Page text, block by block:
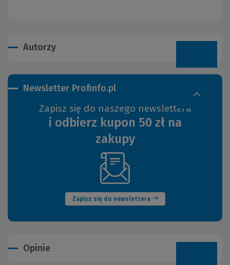
Autorzy
Newsletter Profinfo.pl
Zapisz się do naszego newslettera
i odbierz kupon 50 zł na
zakupy
Zapisz się do newslettera
(Nowe
okno)
Opinie